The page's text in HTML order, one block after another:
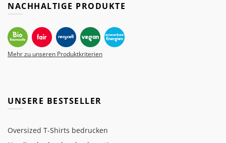
NACHHALTIGE PRODUKTE
Mehr zu unseren Produktkriterien
UNSERE BESTSELLER
Oversized T-Shirts bedrucken